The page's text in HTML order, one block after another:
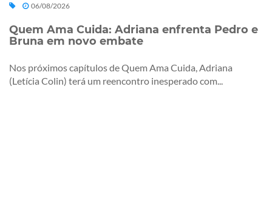
06/08/2026
Quem Ama Cuida: Adriana enfrenta Pedro e
Bruna em novo embate
Nos próximos capítulos de Quem Ama Cuida, Adriana
(Letícia Colin) terá um reencontro inesperado com...